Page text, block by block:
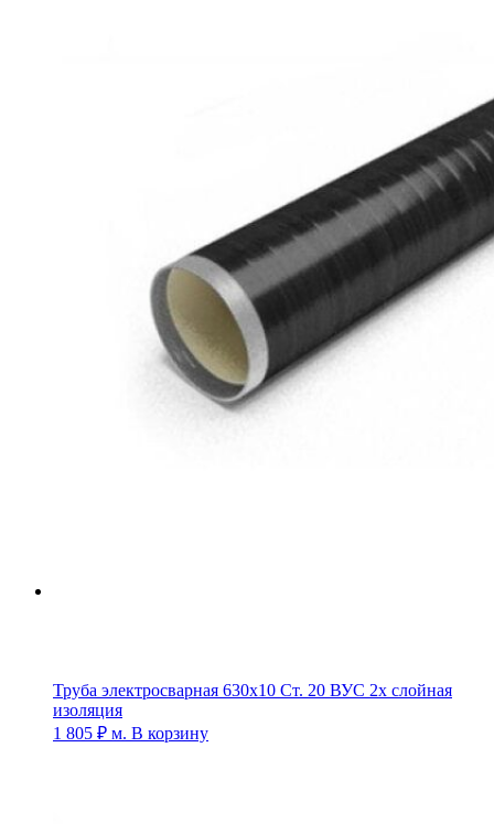
Труба электросварная 630х10 Ст. 20 ВУС 2х слойная
изоляция
1 805 ₽ м. В корзину